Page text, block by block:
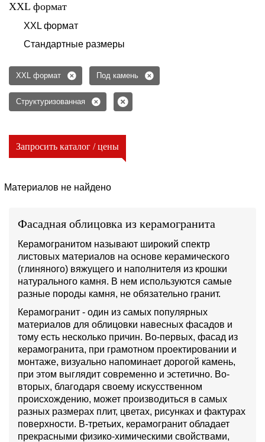
XXL формат
XXL формат
Стандартные размеры
XXL формат Под камень
Структуризованная
Запросить каталог / цены
Материалов не найдено
Фасадная облицовка из керамогранита
Керамогранитом называют широкий спектр
листовых материалов на основе керамического
(глиняного) вяжущего и наполнителя из крошки
натурального камня. В нем используются самые
разные породы камня, не обязательно гранит.
Керамогранит - один из самых популярных
материалов для облицовки навесных фасадов и
тому есть несколько причин. Во-первых, фасад из
керамогранита, при грамотном проектировании и
монтаже, визуально напоминает дорогой камень,
при этом выглядит современно и эстетично. Во-
вторых, благодаря своему искусственном
происхождению, может производиться в самых
разных размерах плит, цветах, рисунках и фактурах
поверхности. В-третьих, керамогранит обладает
прекрасными физико-химическими свойствами,